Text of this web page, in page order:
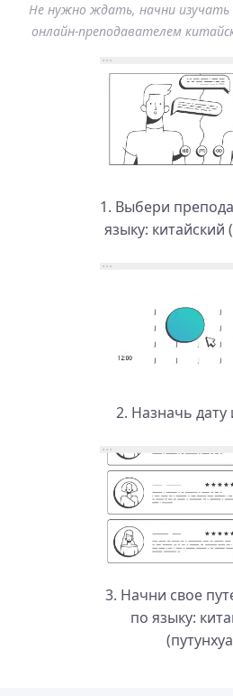
Не нужно ждать, начни изучать
онлайн-преподавателем
1. Выбери
языку: китайский
2. Назначь дату
3. Начни свое
по языку: